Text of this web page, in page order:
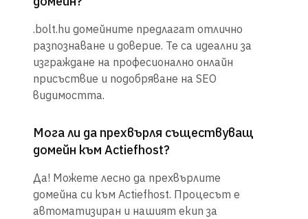
.bolt.hu домейните предлагат отлично
разпознаване и доверие. Те са идеални за
изграждане на професионално онлайн
присъствие и подобряване на SEO
видимостта.
Мога ли да прехвърля съществуващ
домейн към Actiefhost?
Да! Можете лесно да прехвърлите
домейна си към Actiefhost. Процесът е
автоматизиран и нашият екип за